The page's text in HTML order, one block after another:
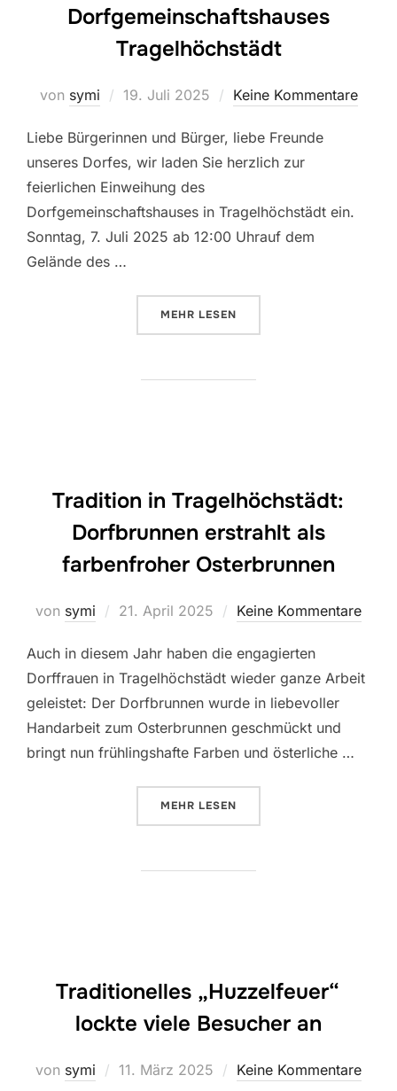
Dorfgemeinschaftshauses
Tragelhöchstädt
von symi
Veröffentlicht
19. Juli 2025 Keine Kommentare
Liebe Bürgerinnen und Bürger, liebe Freunde
unseres Dorfes, wir laden Sie herzlich zur
feierlichen Einweihung des
Dorfgemeinschaftshauses in Tragelhöchstädt ein.
Sonntag, 7. Juli 2025 ab 12:00 Uhrauf dem
Gelände des …
MEHR ÜBER „EINLADUNG ZUR
LESEN
Tradition in Tragelhöchstädt:
Dorfbrunnen erstrahlt als
farbenfroher Osterbrunnen
von symi
Veröffentlicht
21. April 2025 Keine Kommentare
Auch in diesem Jahr haben die engagierten
Dorffrauen in Tragelhöchstädt wieder ganze Arbeit
geleistet: Der Dorfbrunnen wurde in liebevoller
Handarbeit zum Osterbrunnen geschmückt und
bringt nun frühlingshafte Farben und österliche …
MEHR ÜBER „TRADITION IN
LESEN
Traditionelles „Huzzelfeuer“
lockte viele Besucher an
von symi
Veröffentlicht
11. März 2025 Keine Kommentare